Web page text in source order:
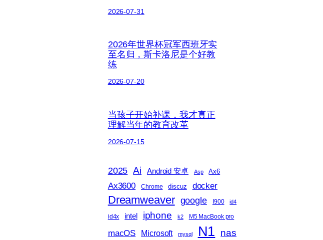
2026-07-31
2026年世界杯冠军西班牙实
至名归，斯卡洛尼是个好教
练
2026-07-20
当孩子开始补课，我才真正
理解当年的教育改革
2026-07-15
2025 Ai Android 安卓 Asp Ax6
Ax3600 Chrome discuz docker
Dreamweaver google I900 id4
id4x intel iphone k2 M5 MacBook pro
macOS Microsoft mysql N1 nas